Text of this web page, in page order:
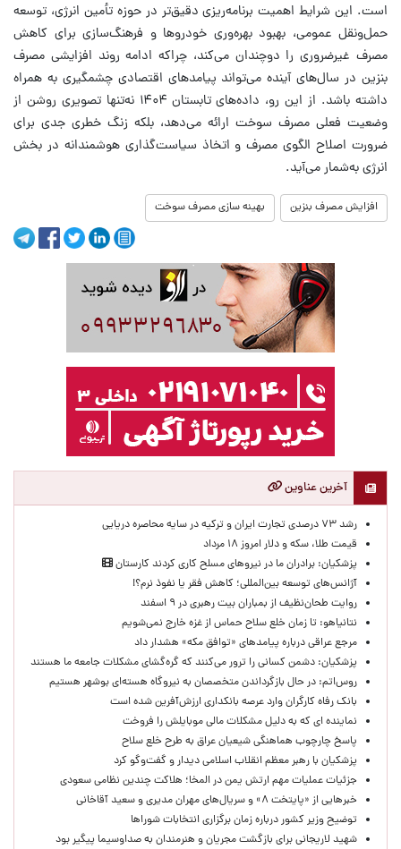
است. این شرایط اهمیت برنامه‌ریزی دقیق‌تر در حوزه تأمین انرژی، توسعه
حمل‌ونقل عمومی، بهبود بهره‌وری خودروها و فرهنگ‌سازی برای کاهش
مصرف غیرضروری را دوچندان می‌کند، چراکه ادامه روند افزایشی مصرف
بنزین در سال‌های آینده می‌تواند پیامدهای اقتصادی چشمگیری به همراه
داشته باشد. از این رو، داده‌های تابستان ۱۴۰۴ نه‌تنها تصویری روشن از
وضعیت فعلی مصرف سوخت ارائه می‌دهد، بلکه زنگ خطری جدی برای
ضرورت اصلاح الگوی مصرف و اتخاذ سیاست‌گذاری هوشمندانه در بخش
انرژی به‌شمار می‌آید.
افزایش مصرف بنزین بهینه سازی مصرف سوخت
آخرین عناوین
رشد ۷۳ درصدی تجارت ایران و ترکیه در سایه محاصره دریایی
قیمت طلا، سکه و دلار امروز ۱۸ مرداد
پزشکیان: برادران ما در نیروهای مسلح کاری کردند کارستان
آژانس‌های توسعه بین‌المللی؛ کاهش فقر یا نفوذ نرم؟!
روایت طحان‌نظیف از بمباران بیت رهبری در ۹ اسفند
نتانیاهو: تا زمان خلع سلاح حماس از غزه خارج نمی‌شویم
مرجع عراقی درباره پیامدهای «توافق مکه» هشدار داد
پزشکیان: دشمن کسانی را ترور می‌کنند که گره‌گشای مشکلات جامعه ما هستند
روس‌اتم: در حال بازگرداندن متخصصان به نیروگاه هسته‌ای بوشهر هستیم
بانک رفاه کارگران وارد عرصه بانکداری ارزش‌آفرین شده است
نماینده ای که به دلیل مشکلات مالی موبایلش را فروخت
پاسخ چارچوب هماهنگی شیعیان عراق به طرح خلع سلاح
پزشکیان با رهبر معظم انقلاب اسلامی دیدار و گفت‌وگو کرد
جزئیات عملیات مهم ارتش یمن در المخا؛ هلاکت چندین نظامی سعودی
خبرهایی از «پایتخت ۸» و سریال‌های مهران مدیری و سعید آقاخانی
توضیح وزیر کشور درباره زمان برگزاری انتخابات شوراها
شهید لاریجانی برای بازگشت مجریان و هنرمندان به صداوسیما پیگیر بود